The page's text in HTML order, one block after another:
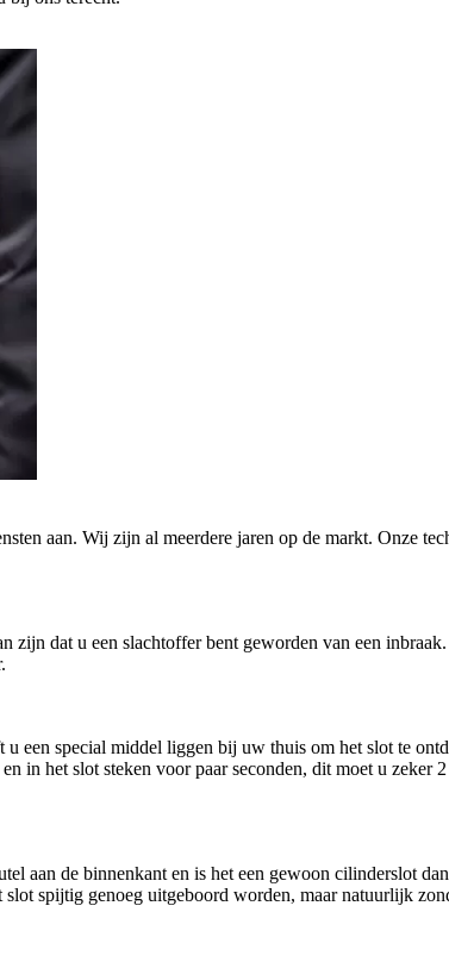
aan. Wij zijn al meerdere jaren op de markt. Onze
dat u een slachtoffer bent geworden van een
een special middel liggen bij uw thuis om het slot te
in het slot steken voor paar seconden, dit moet u zeker
aan de binnenkant en is het een gewoon cilinderslot
spijtig genoeg uitgeboord worden, maar natuurlijk